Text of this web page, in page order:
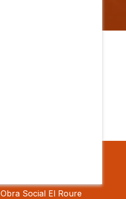
Obra Social El Roure